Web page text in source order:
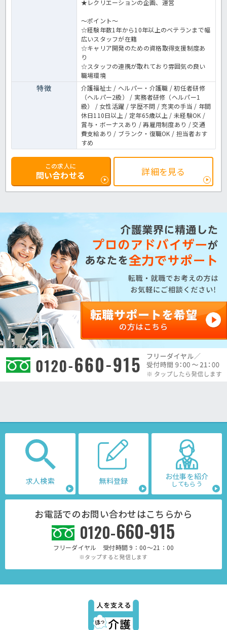
★レクリエーションの企画、運営
～ポイント～
☆経験年数1年から10年以上のベテランまで幅
広いスタッフが在籍
☆キャリア開発のための資格取得支援制度あ
り
☆スタッフの連携が取れており雰囲気の良い
職場環境
特徴
介護福祉士 / ヘルパー・介護職 / 初任者研修
（ヘルパー2級） / 実務者研修（ヘルパー1
級） / 女性活躍 / 学歴不問 / 充実の手当 / 年間
休日110日以上 / 定年65歳以上 / 未経験OK /
賞与・ボーナスあり / 再雇用制度あり / 交通
費支給あり / ブランク・復職OK / 担当者おす
すめ
この求人に
問い合わせる 詳細を見る
求人検索 無料登録 お仕事を紹介
してもらう
お電話でのお問い合わせはこちらから
0120-660-915
フリーダイヤル 受付時間 9：00～21：00
※タップすると発信します